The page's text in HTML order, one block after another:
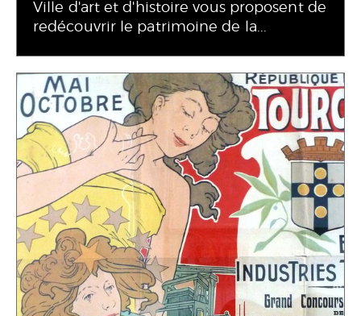
Ville d'art et d'histoire vous proposent de
redécouvrir le patrimoine de la...